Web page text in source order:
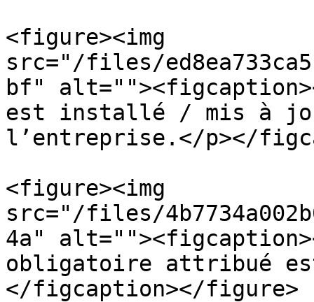
<figure><img
src="/files/
bf"
est installé / mis à
l’entreprise.</p></
<figure><img
src="/files/
4a"
obligatoire attribué
</figcaption></figure>